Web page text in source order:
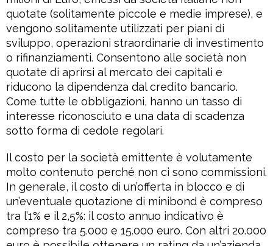
quotate (solitamente piccole e medie imprese), e
vengono solitamente utilizzati per piani di
sviluppo, operazioni straordinarie di investimento
o rifinanziamenti. Consentono alle società non
quotate di aprirsi al mercato dei capitali e
riducono la dipendenza dal credito bancario.
Come tutte le obbligazioni, hanno un tasso di
interesse riconosciuto e una data di scadenza
sotto forma di cedole regolari.
Il costo per la società emittente è volutamente
molto contenuto perché non ci sono commissioni.
In generale, il costo di un’offerta in blocco e di
un’eventuale quotazione di minibond è compreso
tra l’1% e il 2,5%: il costo annuo indicativo è
compreso tra 5.000 e 15.000 euro. Con altri 20.000